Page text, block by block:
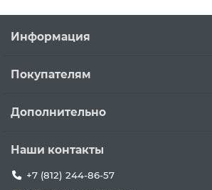
Информация
Покупателям
Дополнительно
Наши контакты
+7 (812) 244-86-57